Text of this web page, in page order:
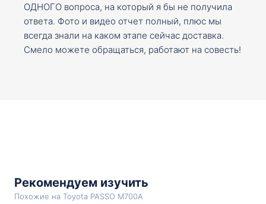
ОДНОГО вопроса, на который я бы не получила
ответа. Фото и видео отчет полный, плюс мы
всегда знали на каком этапе сейчас доставка.
Смело можете обращаться, работают на совесть!
Рекомендуем изучить
Похожие на Toyota PASSO M700A